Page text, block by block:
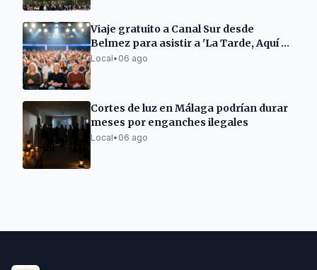
Viaje gratuito a Canal Sur desde
Belmez para asistir a 'La Tarde, Aquí y
Ahora'
Local• 06 ago
Cortes de luz en Málaga podrían durar
meses por enganches ilegales
Local• 06 ago